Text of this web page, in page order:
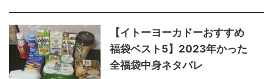
【イトーヨーカドーおすすめ
福袋ベスト5】2023年かった
全福袋中身ネタバレ